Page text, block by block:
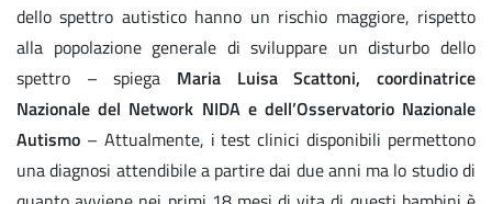
dello spettro autistico hanno un rischio maggiore, rispetto
alla popolazione generale di sviluppare un disturbo dello
spettro – spiega Maria Luisa Scattoni, coordinatrice
Nazionale del Network NIDA e dell’Osservatorio Nazionale
Autismo – Attualmente, i test clinici disponibili permettono
una diagnosi attendibile a partire dai due anni ma lo studio di